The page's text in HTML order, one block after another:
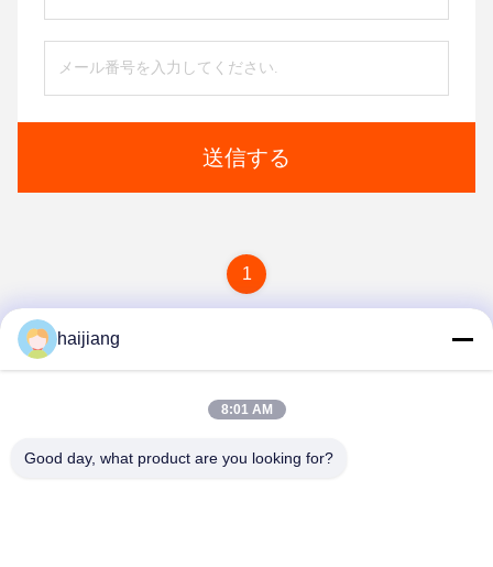
送信する
1
haijiang
8:01 AM
Good day, what product are you looking for?